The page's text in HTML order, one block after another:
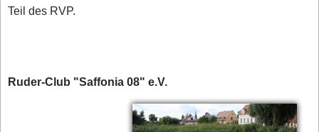
Teil des RVP.
Ruder-Club "Saffonia 08" e.V.